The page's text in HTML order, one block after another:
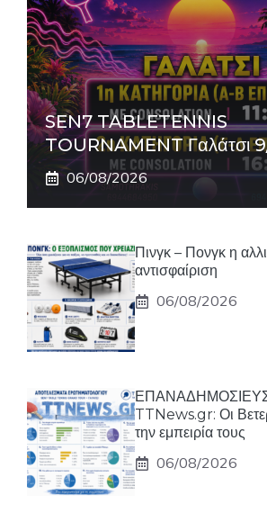
SEN7 TABLETENNIS
TOURNAMENT Γαλάτσι
06/08/2026
Πινγκ – Πονγκ η
αντισφαίριση
06/08/2026
TTNews.gr: Οι
την εμπειρία τους
06/08/2026